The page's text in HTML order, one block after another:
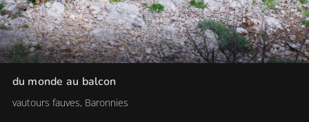
du monde au balcon
vautours fauves, Baronnies